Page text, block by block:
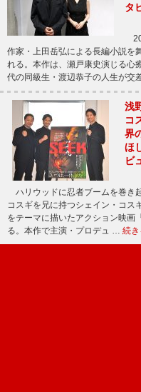
タ
作家・上田岳弘による長編小説を
れる。本作は、瀬戸康史演じる心
代の同級生・渡辺恭子の人生が交
浅
コ
界
ほ
ビ
ハリウッドに忍者ブームを巻き
コスギを兄に持つシェイン・コス
をテーマに描いたアクション映画
る。本作で主演・プロデュ … 続